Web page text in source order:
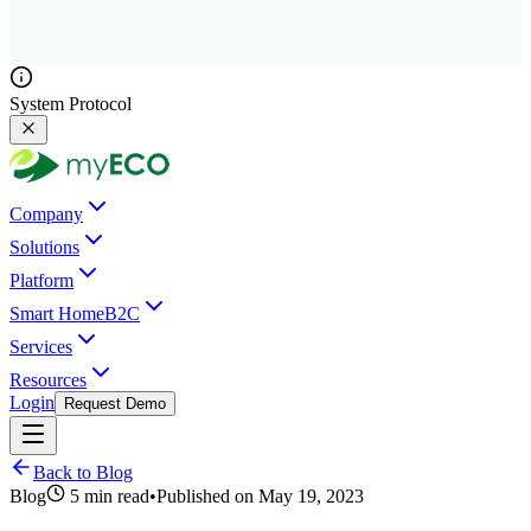
System Protocol
Company
Solutions
Platform
Smart HomeB2C
Services
Resources
Login
Request Demo
Back to Blog
Blog
5 min read•Published on May 19, 2023